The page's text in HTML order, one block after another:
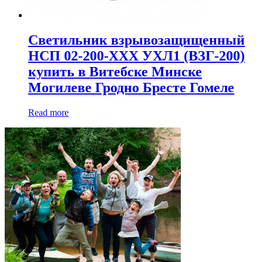
Светильник взрывозащищенный
НСП 02-200-ХХХ УХЛ1 (ВЗГ-200)
купить в Витебске Минске
Могилеве Гродно Бресте Гомеле
Read more